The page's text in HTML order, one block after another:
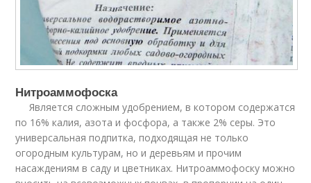
Нитроаммофоска
Является сложным удобрением, в котором содержатся
по 16% калия, азота и фосфора, а также 2% серы. Это
универсальная подпитка, подходящая не только
огородным культурам, но и деревьям и прочим
насаждениям в саду и цветниках. Нитроаммофоску можно